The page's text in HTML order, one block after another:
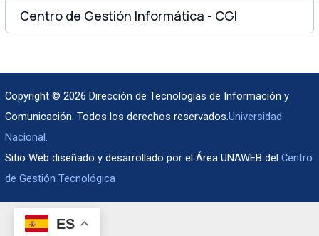
ES
Centro de Gestión Informática - CGI
Copyright © 2026 Dirección de Tecnologías de Información y
Comunicación. Todos los derechos reservados.Universidad
Nacional.
Sitio Web diseñado y desarrollado por el Área UNAWEB del Centro
de Gestión Tecnológica